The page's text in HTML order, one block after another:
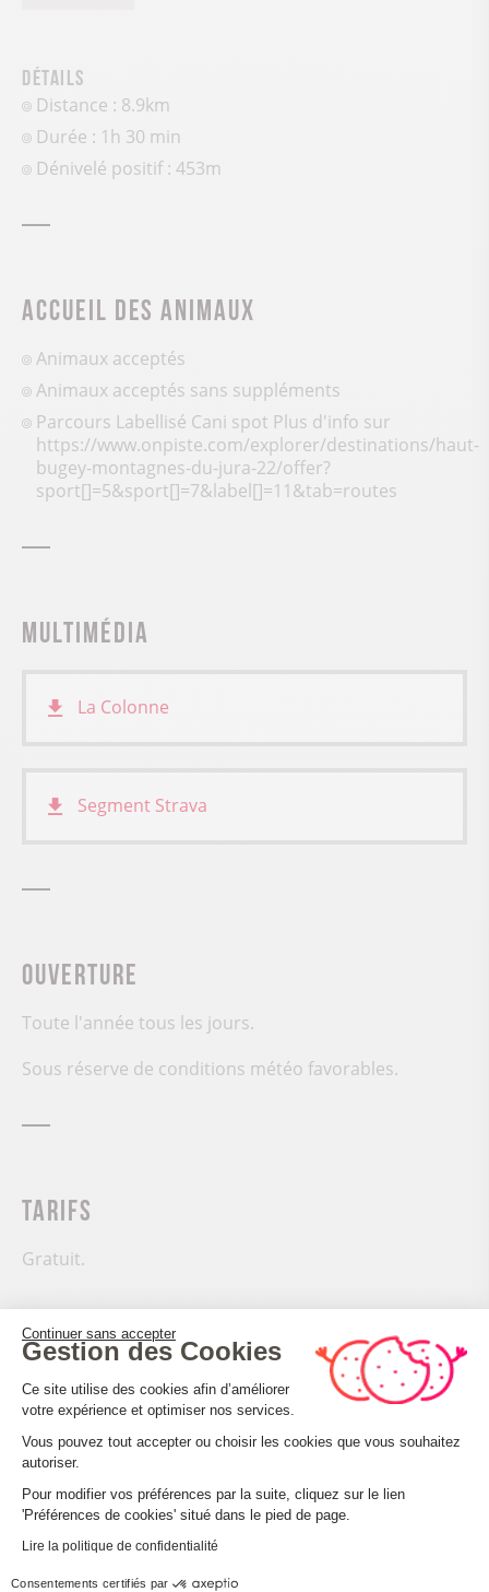
Détails
Distance : 8.9km
Durée : 1h 30 min
Dénivelé positif : 453m
Accueil des animaux
Animaux acceptés
Animaux acceptés sans suppléments
Parcours Labellisé Cani spot Plus d'info sur
https://www.onpiste.com/explorer/destinations/haut-
bugey-montagnes-du-jura-22/offer?
sport[]=5&sport[]=7&label[]=11&tab=routes
Multimédia
La Colonne
Segment Strava
Ouverture
Toute l'année tous les jours.
Sous réserve de conditions météo favorables.
Tarifs
Gratuit.
Situation
+
−
Continuer sans accepter
Gestion des Cookies
Plateforme de Gestion du
Ce site utilise des cookies afin d’améliorer
votre expérience et optimiser nos services.
Vous pouvez tout accepter ou choisir les cookies que vous souhaitez
autoriser.
Pour modifier vos préférences par la suite, cliquez sur le lien
'Préférences de cookies' situé dans le pied de page.
Lire la politique de confidentialité
Consentements certifiés par